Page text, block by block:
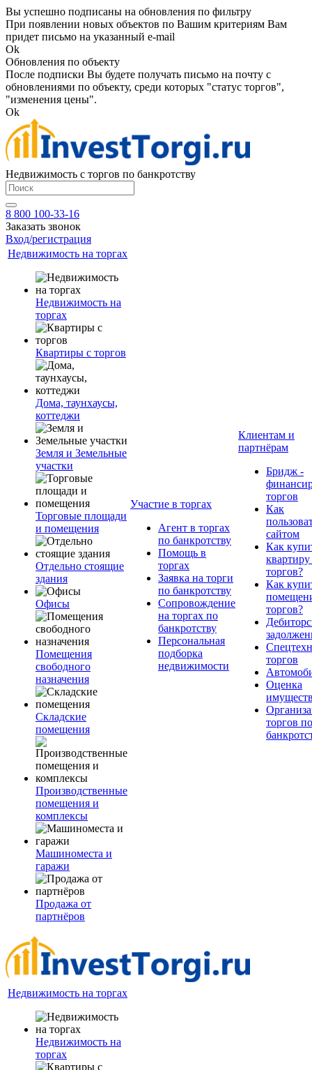
Вы успешно подписаны на обновления по фильтру
При появлении новых объектов по Вашим критериям Вам
придет письмо на указанный e-mail
Ok
Обновления по объекту
После подписки Вы будете получать письмо на почту с
обновлениями по объекту, среди которых "статус торгов",
"изменения цены".
Ok
Недвижимость с торгов по банкротству
8 800 100-33-16
Заказать звонок
Вход/регистрация
Недвижимость на торгах
Недвижимость на
торгах
Квартиры с торгов
Дома, таунхаусы,
коттеджи
Земля и Земельные
участки
Торговые площади
и помещения
Отдельно стоящие
здания
Офисы
Помещения
свободного
назначения
Складские
помещения
Производственные
помещения и
комплексы
Машиноместа и
гаражи
Продажа от
партнёров
Участие в торгах
Агент в торгах
по банкротству
Помощь в
торгах
Заявка на торги
по банкротству
Сопровождение
на торгах по
банкротству
Персональная
подборка
недвижимости
Клиентам и
партнёрам
Бридж -
торгов
Как
сайтом
Как
квартиру
торгов?
Как
торгов?
торгов
Оценка
торгов по
Недвижимость на торгах
Недвижимость на
торгах